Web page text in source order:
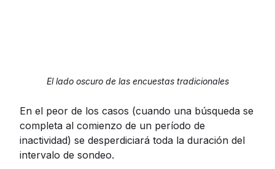
El lado oscuro de las encuestas tradicionales
En el peor de los casos (cuando una búsqueda se
completa al comienzo de un período de
inactividad) se desperdiciará toda la duración del
intervalo de sondeo.